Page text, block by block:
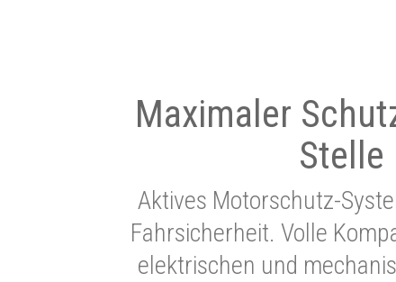
Maximaler
Stelle
Aktives Motorschutz-
Fahrsicherheit. Volle
elektrischen und